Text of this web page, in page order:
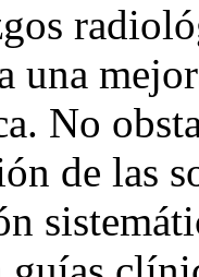
una
No
de las